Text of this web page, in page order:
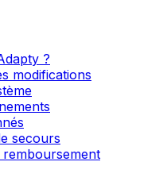
?
modifications
secours